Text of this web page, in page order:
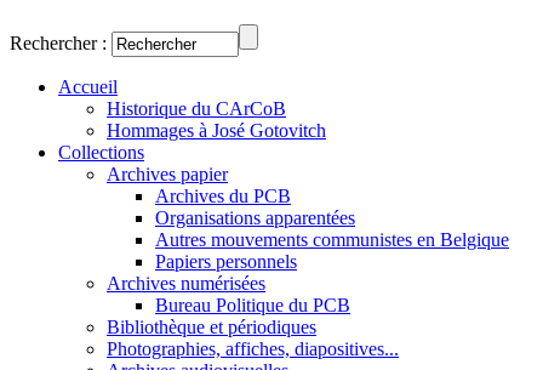
Rechercher :
Accueil
Historique du CArCoB
Hommages à José Gotovitch
Collections
Archives papier
Archives du PCB
Organisations apparentées
Autres mouvements communistes en Belgique
Papiers personnels
Archives numérisées
Bureau Politique du PCB
Bibliothèque et périodiques
Photographies, affiches, diapositives...